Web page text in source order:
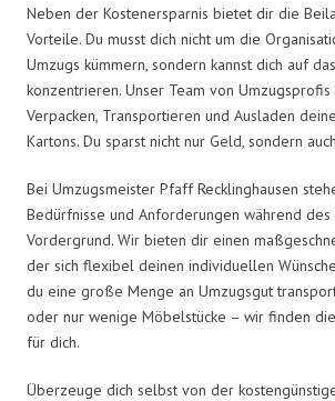
Neben der Kostenersparnis bietet dir die
Vorteile. Du musst dich nicht um die
Umzugs kümmern, sondern kannst dich auf
konzentrieren. Unser Team von
Verpacken, Transportieren und Ausladen
Kartons. Du sparst nicht nur Geld, sondern
Bei Umzugsmeister Pfaff Recklinghausen
Bedürfnisse und Anforderungen während des
Vordergrund. Wir bieten dir einen
der sich flexibel deinen individuellen
du eine große Menge an Umzugsgut
oder nur wenige Möbelstücke – wir finden
für dich.
Überzeuge dich selbst von der